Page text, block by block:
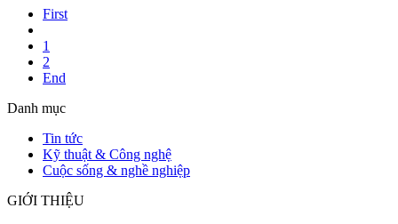
First
1
2
End
Danh mục
Tin tức
Kỹ thuật & Công nghệ
Cuộc sống & nghề nghiệp
GIỚI THIỆU